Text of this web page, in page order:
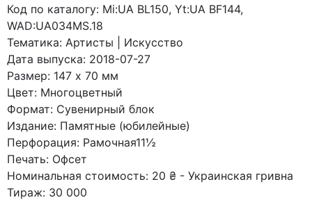
Код по каталогy: Mi:UA BL150, Yt:UA BF144,
WAD:UA034MS.18
Тематика: Артисты | Искусство
Дата выпуска: 2018-07-27
Размер: 147 x 70 мм
Цвет: Многоцветный
Формат: Сувенирный блок
Издание: Памятные (юбилейные)
Перфорация: Рамочная11½
Печать: Офсет
Номинальная стоимость: 20 ₴ - Украинская гривна
Тираж: 30 000